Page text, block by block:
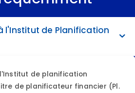
l'Institut de Planification
de planification
de planificateur financier (Pl.